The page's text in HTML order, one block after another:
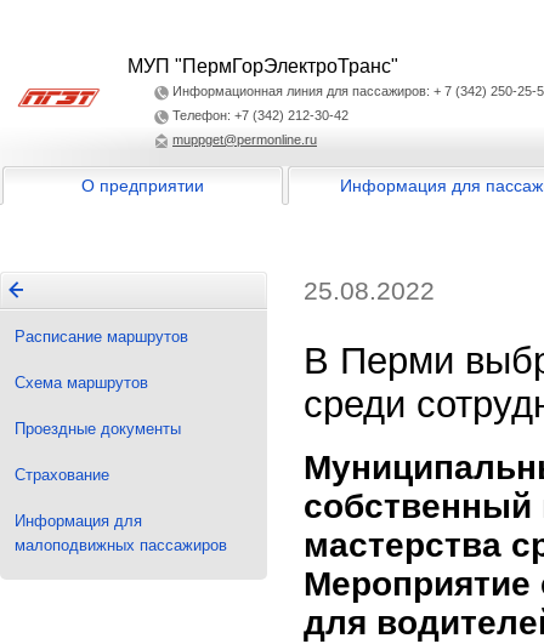
МУП "ПермГорЭлектроТранс"
Информационная линия для пассажиров: + 7 (342) 250-25-
Телефон: +7 (342) 212-30-42
muppget@permonline.ru
О предприятии Информация для
Расписание маршрутов
Схема маршрутов
Проездные документы
Страхование
Информация для
малоподвижных пассажиров
25.08.2022
В Перми
среди
собственный
мастерства
для